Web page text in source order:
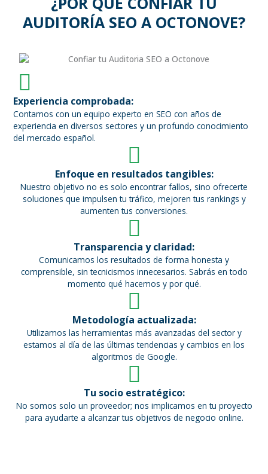
AUDITORÍA SEO A OCTONOVE?
Experiencia comprobada:
Contamos con un equipo experto en SEO con años de
experiencia en diversos sectores y un profundo conocimiento
del mercado español.
Enfoque en resultados tangibles:
Nuestro objetivo no es solo encontrar fallos, sino ofrecerte
soluciones que impulsen tu tráfico, mejoren tus rankings y
aumenten tus conversiones.
Transparencia y claridad:
Comunicamos los resultados de forma honesta y
comprensible, sin tecnicismos innecesarios. Sabrás en todo
momento qué hacemos y por qué.
Metodología actualizada:
Utilizamos las herramientas más avanzadas del sector y
estamos al día de las últimas tendencias y cambios en los
algoritmos de Google.
Tu socio estratégico:
No somos solo un proveedor; nos implicamos en tu proyecto
para ayudarte a alcanzar tus objetivos de negocio online.